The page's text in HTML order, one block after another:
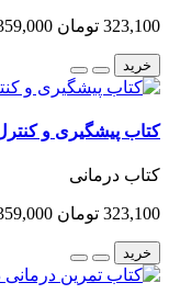
323,100 تومان 359,000
خرید
کتاب پیشگیری و
کتاب درمانی
323,100 تومان 359,000
خرید